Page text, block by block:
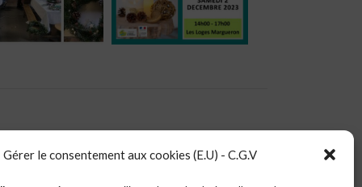
Gérer le consentement aux cookies (E.U) - C.G.V